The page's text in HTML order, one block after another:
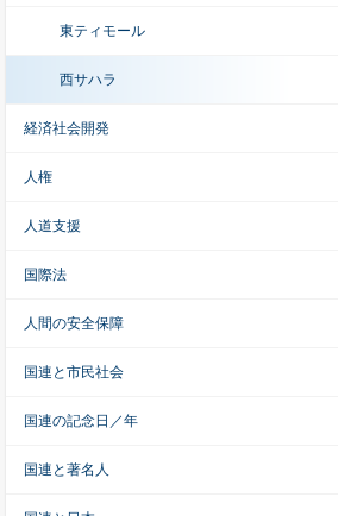
東ティモール
西サハラ
経済社会開発
人権
人道支援
国際法
人間の安全保障
国連と市民社会
国連の記念日／年
国連と著名人